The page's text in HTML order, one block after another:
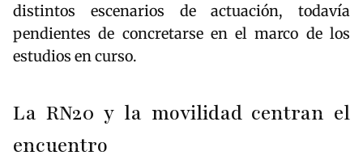
distintos escenarios de actuación, todavía
pendientes de concretarse en el marco de los
estudios en curso.
La RN20 y la movilidad centran el
encuentro